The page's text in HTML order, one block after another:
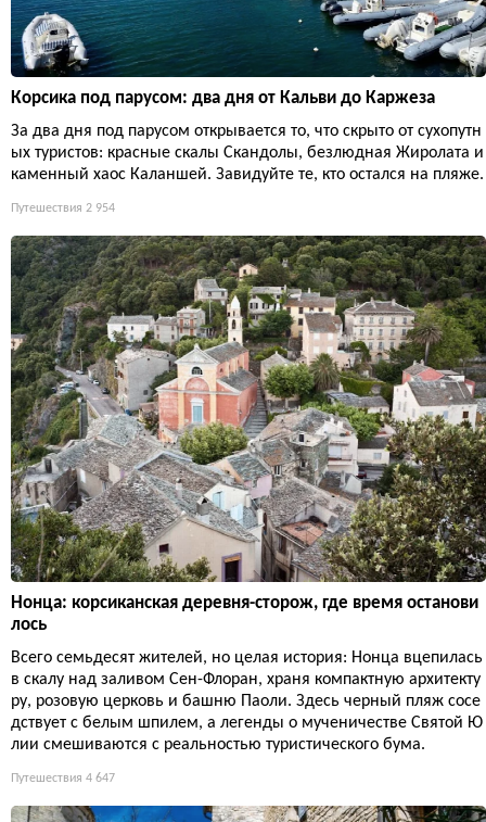
Корсика под парусом: два дня от Кальви до Каржеза
За два дня под парусом открывается то, что скрыто от сухопутн
ых туристов: красные скалы Скандолы, безлюдная Жиролата и
каменный хаос Каланшей. Завидуйте те, кто остался на пляже.
Путешествия 2 954
Нонца: корсиканская деревня-сторож, где время останови
лось
Всего семьдесят жителей, но целая история: Нонца вцепилась
в скалу над заливом Сен-Флоран, храня компактную архитекту
ру, розовую церковь и башню Паоли. Здесь черный пляж сосе
дствует с белым шпилем, а легенды о мученичестве Святой Ю
лии смешиваются с реальностью туристического бума.
Путешествия 4 647